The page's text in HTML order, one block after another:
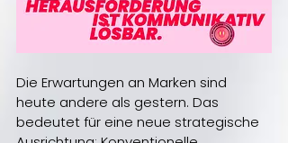
Die Erwartungen an Marken sind
heute andere als gestern. Das
bedeutet für eine neue strategische